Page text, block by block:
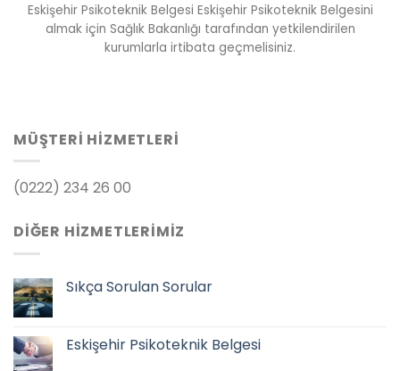
Eskişehir Psikoteknik Belgesi Eskişehir Psikoteknik Belgesini
almak için Sağlık Bakanlığı tarafından yetkilendirilen
kurumlarla irtibata geçmelisiniz.
MÜŞTERI HIZMETLERI
(0222) 234 26 00
DIĞER HIZMETLERIMIZ
Sıkça Sorulan Sorular
Eskişehir Psikoteknik Belgesi